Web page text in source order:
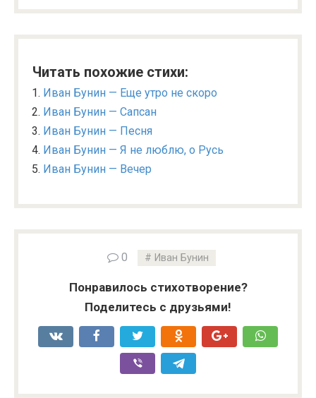
Читать похожие стихи:
Иван Бунин — Еще утро не скоро
Иван Бунин — Сапсан
Иван Бунин — Песня
Иван Бунин — Я не люблю, о Русь
Иван Бунин — Вечер
0 Иван Бунин
Понравилось стихотворение?
Поделитесь с друзьями!